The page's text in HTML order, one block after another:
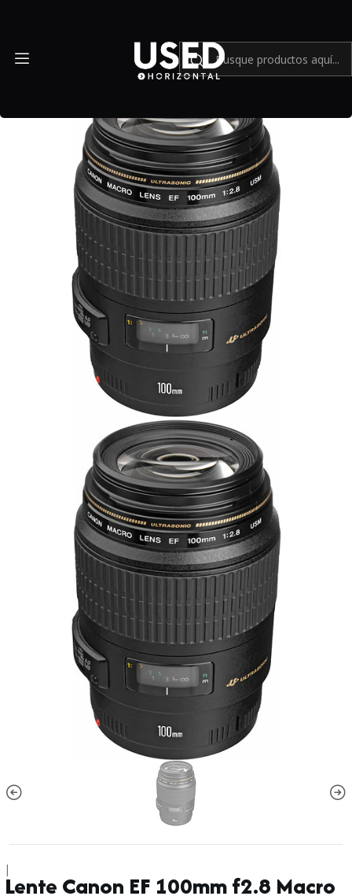
|
Lente Canon EF 100mm f2.8 Macro